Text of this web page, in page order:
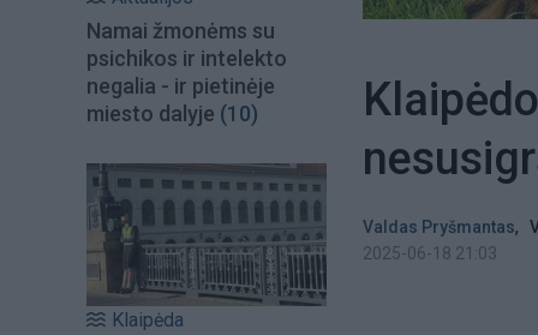
Namai žmonėms su
psichikos ir intelekto
negalia - ir pietinėje
miesto dalyje (10)
Klaipėda
Valdas Pryšmantas,
2025-06-18 21:03